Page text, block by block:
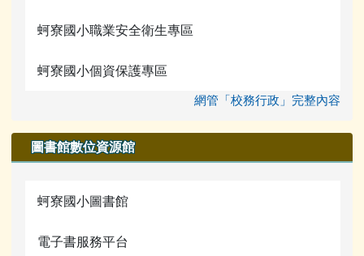
電腦課程資源
宣導網站
蚵寮國小職業安全衛生專區
蚵寮國小個資保護專區
網管「校務行政」完整內容
圖書館數位資源館
蚵寮國小圖書館
電子書服務平台